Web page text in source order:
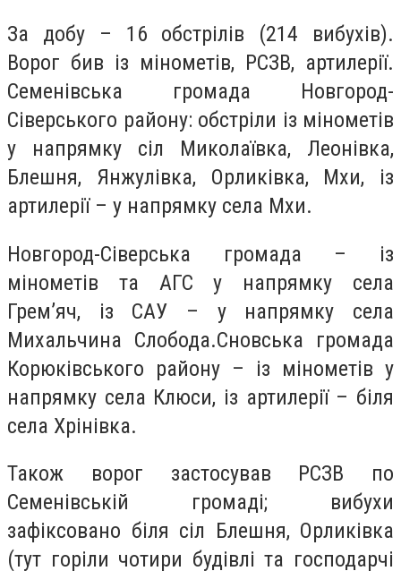
За добу – 16 обстрілів (214 вибухів).
Ворог бив із мінометів, РСЗВ, артилерії.
Семенівська громада Новгород-
Сіверського району: обстріли із мінометів
у напрямку сіл Миколаївка, Леонівка,
Блешня, Янжулівка, Орликівка, Мхи, із
артилерії – у напрямку села Мхи.
Новгород-Сіверська громада – із
мінометів та АГС у напрямку села
Гремʼяч, із САУ – у напрямку села
Михальчина Слобода.Сновська громада
Корюківського району – із мінометів у
напрямку села Клюси, із артилерії – біля
села Хрінівка.
Також ворог застосував РСЗВ по
Семенівській громаді; вибухи
зафіксовано біля сіл Блешня, Орликівка
(тут горіли чотири будівлі та господарчі